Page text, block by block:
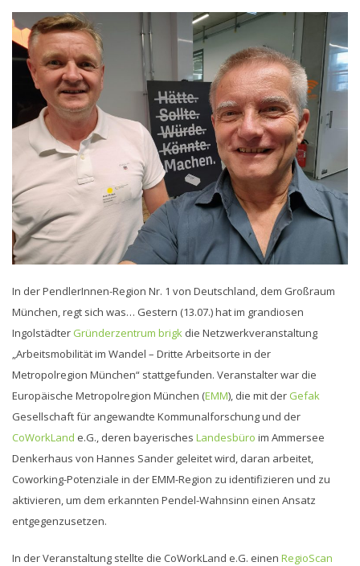
In der PendlerInnen-Region Nr. 1 von Deutschland, dem Großraum
München, regt sich was… Gestern (13.07.) hat im grandiosen
Ingolstädter Gründerzentrum brigk die Netzwerkveranstaltung
„Arbeitsmobilität im Wandel – Dritte Arbeitsorte in der
Metropolregion München“ stattgefunden. Veranstalter war die
Europäische Metropolregion München (EMM), die mit der Gefak
Gesellschaft für angewandte Kommunalforschung und der
CoWorkLand e.G., deren bayerisches Landesbüro im Ammersee
Denkerhaus von Hannes Sander geleitet wird, daran arbeitet,
Coworking-Potenziale in der EMM-Region zu identifizieren und zu
aktivieren, um dem erkannten Pendel-Wahnsinn einen Ansatz
entgegenzusetzen.
In der Veranstaltung stellte die CoWorkLand e.G. einen RegioScan